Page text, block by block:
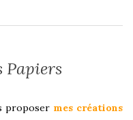
Papiers
proposer mes créations